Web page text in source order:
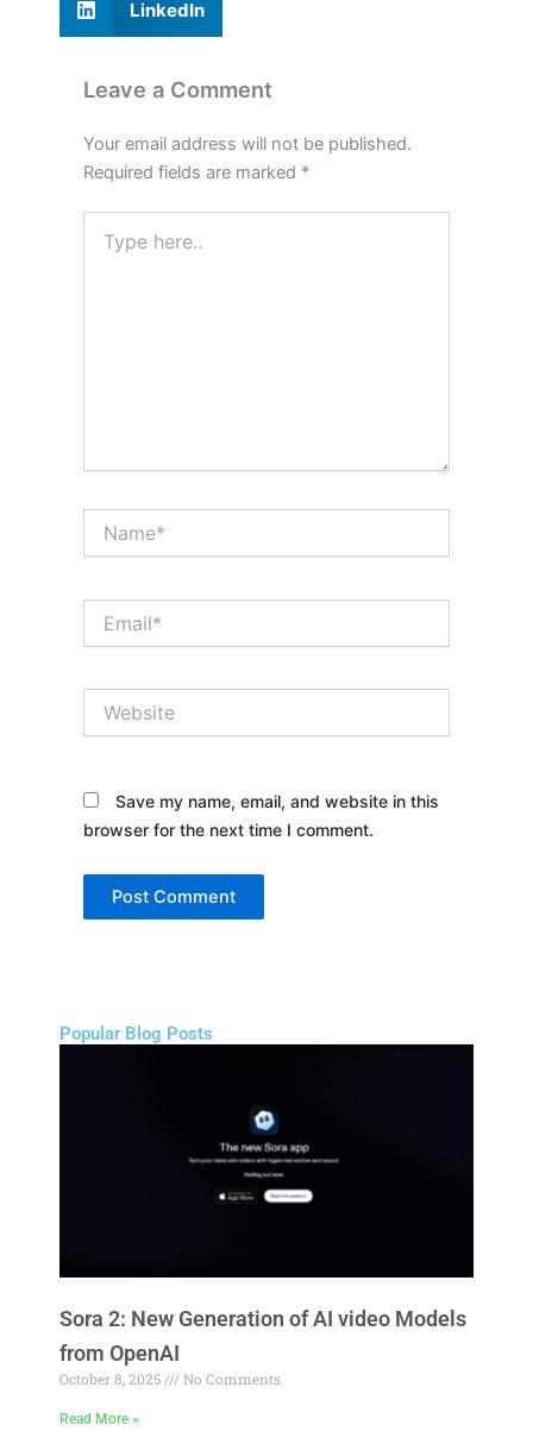
LinkedIn
Leave a Comment
Your email address will not be published.
Required fields are marked *
here..
Save my name, email, and website in this
browser for the next time I comment.
Popular Blog Posts
Sora 2: New Generation of AI video Models
from OpenAI
October 8, 2025 No Comments
Read More »